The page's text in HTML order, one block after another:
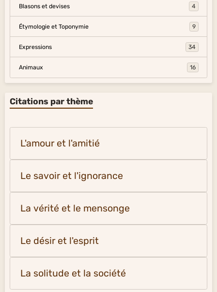
Blasons et devises 4
Étymologie et Toponymie 9
Expressions 34
Animaux 16
Citations par thème
L'amour et l'amitié
Le savoir et l'ignorance
La vérité et le mensonge
Le désir et l'esprit
La solitude et la société